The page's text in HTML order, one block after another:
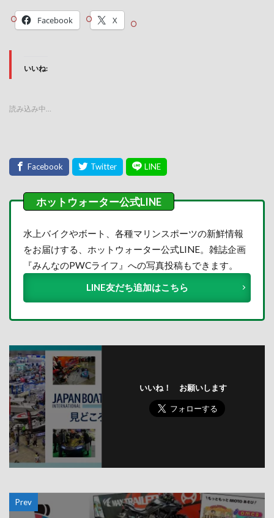
Facebook X
いいね:
読み込み中…
水上バイクやボート、各種マリンスポーツの新鮮情報
をお届けする、ホットウォーター公式LINE。雑誌企画
『みんなのPWCライフ』への写真投稿もできます。
LINE友だち追加はこちら
いいね！ お願いします
Prev